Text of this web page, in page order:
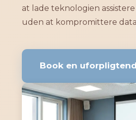
at lade teknologien
uden at kompromittere
Book en